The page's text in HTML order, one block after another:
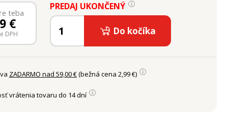
teba
€
DPH
PREDAJ UKONČENÝ
Do kočíka
ZADARMO nad 59,00 €(bežná cena 2,99 €)
vrátenia tovaru do 14 dní